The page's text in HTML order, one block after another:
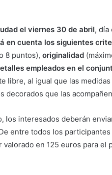
el viernes 30 de abril, día
en cuenta los siguientes
8 puntos), originalidad
empleados en el
libre, al igual que las
decorados que las
los interesados deberán
entre todos los
en 125 euros para el